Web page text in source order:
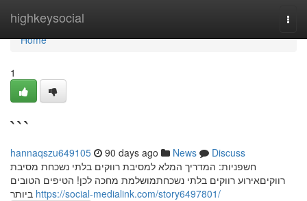
highkeysocial
Home
Home
1
```
hannaqszu649105 90 days ago News
Discuss
חשפניות: המדריך המלא למסיבת רווקים בלתי נשכחת מסיבת
רווקיםאירוע רווקים בלתי נשכחתמושלמת מחכה לכן! הטיפים הטובים
https://social-medialink.com/story6497801/